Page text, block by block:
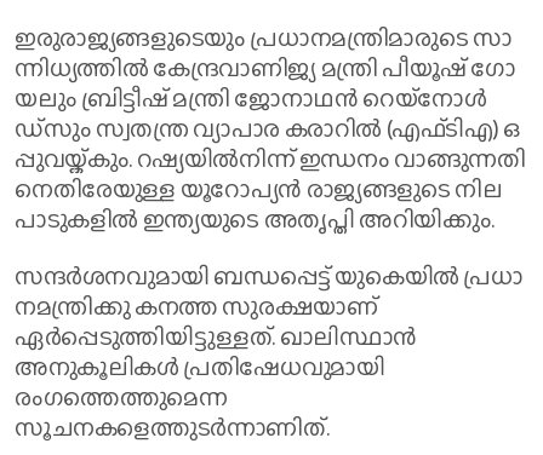
ഇ​രു​രാ​ജ്യ​ങ്ങ​ളു​ടെ​യും പ്ര​ധാ​ന​മ​ന്ത്രി​മാ​രു​ടെ സാ​
ന്നി​ധ്യ​ത്തി​ൽ കേ​ന്ദ്ര​വാ​ണി​ജ്യ മ​ന്ത്രി പീ​യൂ​ഷ് ഗോ​
യ​ലും ബ്രി​ട്ടീ​ഷ് മ​ന്ത്രി ജോ​നാ​ഥ​ൻ റെ​യ്നോ​ൾ​
ഡ്സും സ്വ​ത​ന്ത്ര വ്യാ​പാ​ര ക​രാ​റി​ൽ (എ​ഫ്‌​ടി‌​എ) ഒ​
പ്പു​വ​യ്ക്കും. റ​ഷ്യ​യി​ൽ​നി​ന്ന് ഇ​ന്ധ​നം വാ​ങ്ങു​ന്ന​തി​
നെ​തി​രേ​യു​ള്ള യൂ​റോ​പ്യ​ൻ രാ​ജ്യ​ങ്ങ​ളു​ടെ നി​ല​
പാ​ടു​ക​ളി​ൽ ഇ​ന്ത്യ​യു​ടെ അ​തൃ​പ്തി അ​റി​യി​ക്കും.
സന്ദർശനവുമായി ബന്ധപ്പെട്ട് യുകെയിൽ പ്ര​ധാ​
ന​മ​ന്ത്രിക്കു കനത്ത സുരക്ഷയാണ്
ഏർപ്പെടുത്തിയിട്ടുള്ളത്. ഖാലിസ്ഥാൻ
അനുകൂലികൾ പ്രതിഷേധവുമായി
രംഗത്തെത്തുമെന്ന
സൂചനകളെത്തുടർന്നാണിത്.